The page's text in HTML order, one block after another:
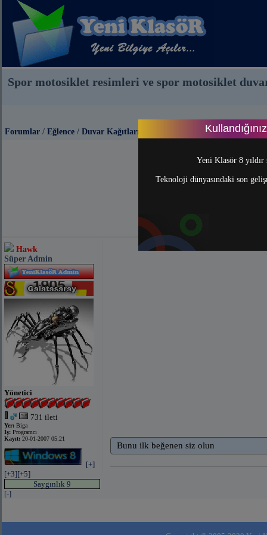
Yeni Klasör 8
Teknoloji dünyasındaki son
Spor motosiklet resimleri ve spor motosiklet
Forumlar / Eğlence / Duvar Kağıtları
Hawk
Süper Admin
Yönetici
731 ileti
Yer: Biga
İş: Programcı
Kayıt: 20-01-2007 05:21
[+]
[+3][+5]
Saygınlık 9
[-]
Bunu ilk beğenen siz olun